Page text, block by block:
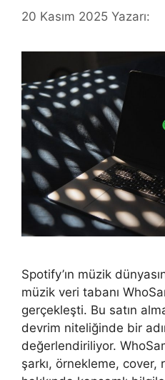
20 Kasım 2025 Yazarı:
Spotify’ın müzik
müzik veri tabanı
gerçekleşti. Bu satın
devrim niteliğinde bir
değerlendiriliyor.
şarkı, örnekleme, cover,